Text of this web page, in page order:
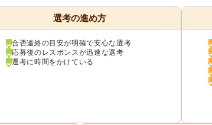
選考の進め方
合否連絡の目安が明確で安心な選考
応募後のレスポンスが迅速な選考
選考に時間をかけている